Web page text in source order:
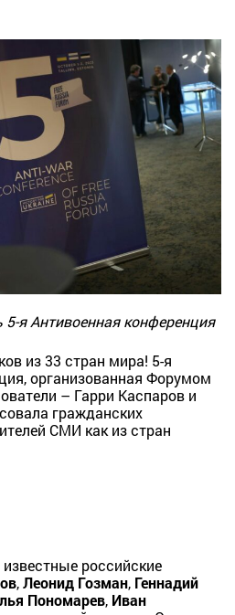
я Антивоенная конференция
из 33 стран мира! 5-я
организованная Форумом
– Гарри Каспаров и
гражданских
СМИ как из стран
российские
,Леонид Гозман, Геннадий
Пономарев, Иван